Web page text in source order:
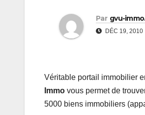
Par gvu-
DÉC 19, 2010
Véritable portail immobilier
Immo vous permet de
5000 biens immobiliers